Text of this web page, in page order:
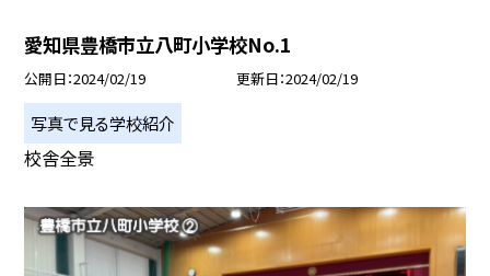
愛知県豊橋市立八町小学校No.1
公開日 2024/02/19 更新日 2024/02/19
写真で見る学校紹介
校舎全景